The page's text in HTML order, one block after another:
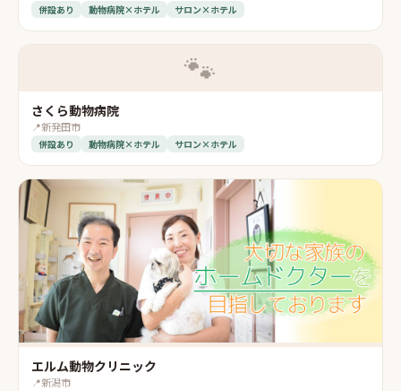
併設あり 動物病院×ホテル サロン×ホテル
🐾
さくら動物病院
📍新発田市
併設あり 動物病院×ホテル サロン×ホテル
エルム動物クリニック
📍新潟市